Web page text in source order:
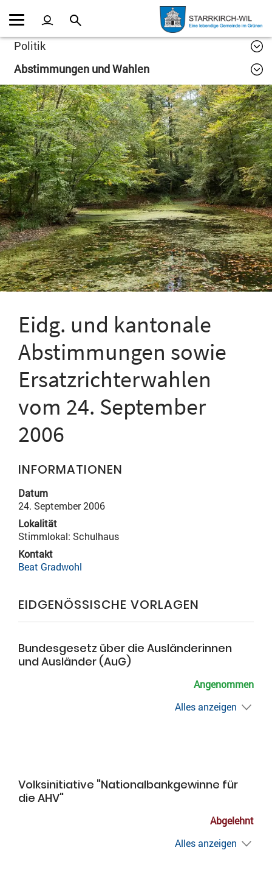
Kopfzeile
Inhalt
Politik
Abstimmungen und Wahlen
Eidg. und kantonale
Abstimmungen sowie
Ersatzrichterwahlen
vom 24. September
2006
INFORMATIONEN
Datum
24. September 2006
Lokalität
Stimmlokal: Schulhaus
Kontakt
Beat Gradwohl
EIDGENÖSSISCHE VORLAGEN
Bundesgesetz über die Ausländerinnen
und Ausländer (AuG)
Angenommen
Alles anzeigen
Volksinitiative "Nationalbankgewinne für
die AHV"
Abgelehnt
Alles anzeigen